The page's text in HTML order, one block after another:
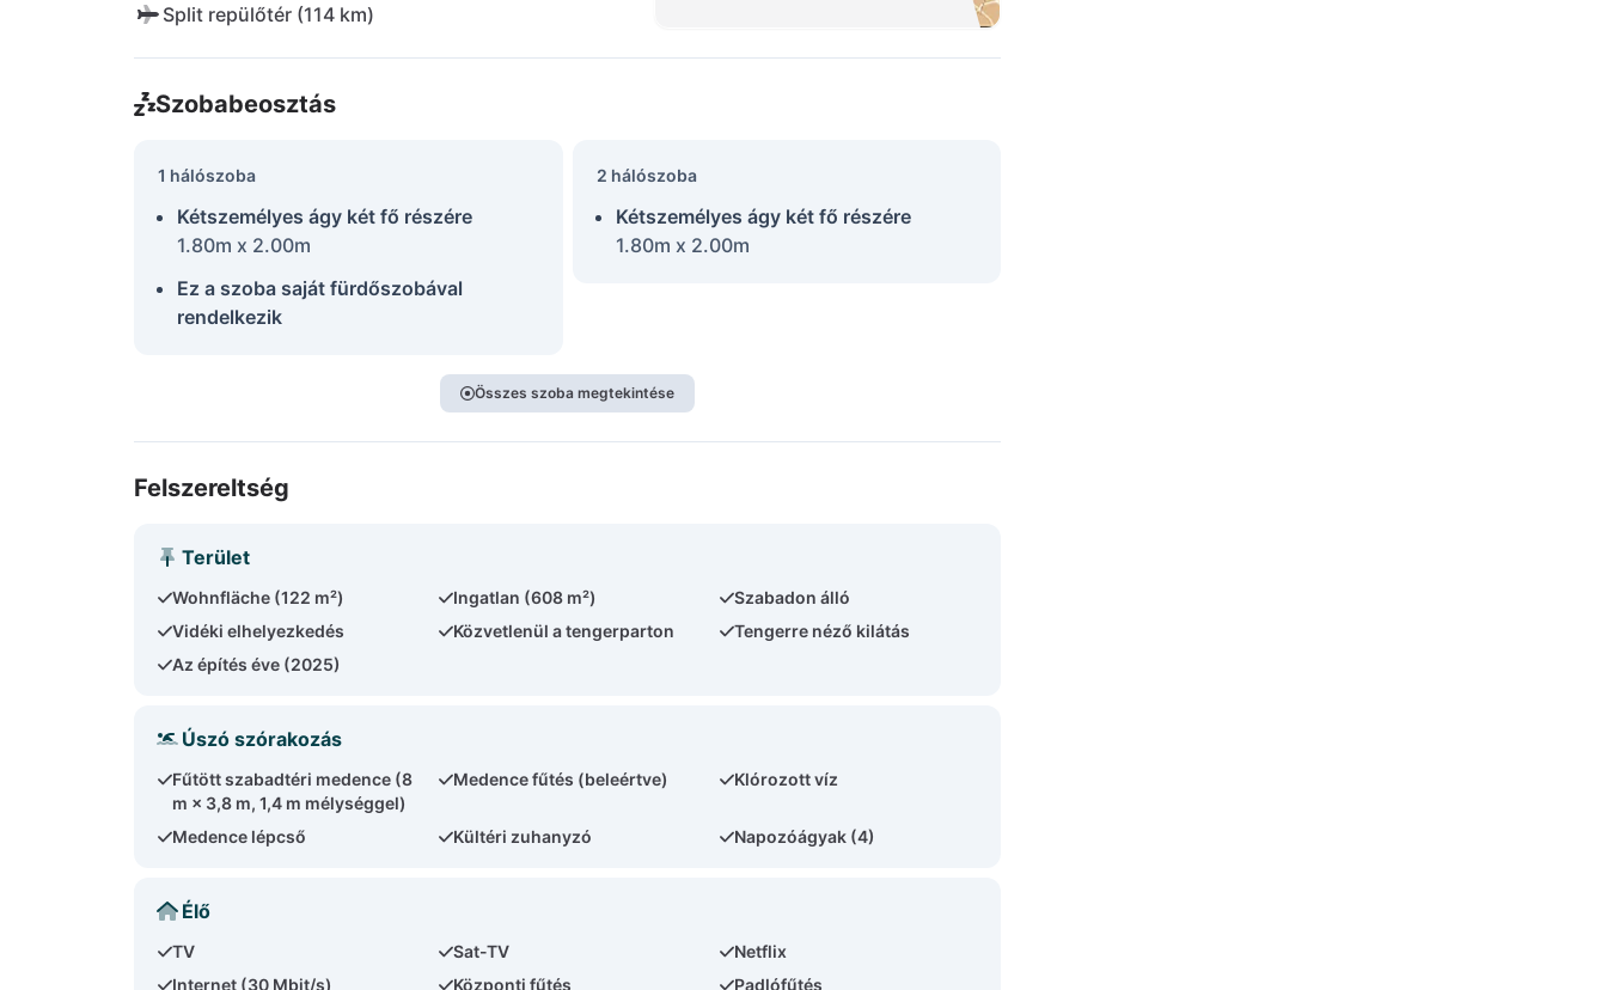
Split repülőtér (114 km)
Szobabeosztás
1 hálószoba
Kétszemélyes ágy két fő részére
1.80m x 2.00m
Ez a szoba saját fürdőszobával
rendelkezik
2 hálószoba
Kétszemélyes ágy két fő részére
1.80m x 2.00m
Összes szoba megtekintése
Felszereltség
Terület
Wohnfläche (122 m²) Ingatlan (608 m²)
Szabadon álló
Vidéki elhelyezkedés
Közvetlenül a tengerparton
Tengerre néző kilátás
Az építés éve (2025)
Úszó szórakozás
Fűtött szabadtéri medence (8
m × 3,8 m, 1,4 m mélységgel)
Medence fűtés (beleértve) Klórozott víz
Medence lépcső Kültéri zuhanyzó Napozóágyak (4)
Élő
TV Sat-TV
Netflix
Internet (30 Mbit/s)
Központi fűtés
Padlófűtés